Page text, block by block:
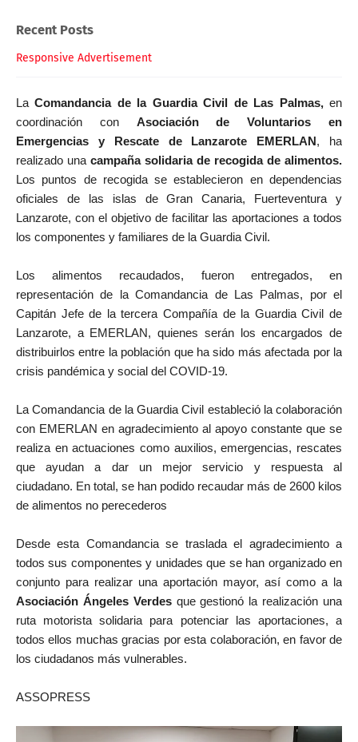
Recent Posts
Responsive Advertisement
LaComandancia de la Guardia Civil de Las Palmas,en
coordinación con Asociación de Voluntarios en
Emergencias y Rescate de Lanzarote EMERLAN, ha
realizado una campaña solidaria de recogida de alimentos.
Los puntos de recogida se establecieron en dependencias
oficiales de las islas de Gran Canaria, Fuerteventura y
Lanzarote, con el objetivo de facilitar las aportaciones a todos
los componentes y familiares de la Guardia Civil.
Los alimentos recaudados, fueron entregados, en
representación de la Comandancia de Las Palmas, por el
Capitán Jefe de la tercera Compañía de la Guardia Civil de
Lanzarote, a EMERLAN, quienes serán los encargados de
distribuirlos entre la población que ha sido más afectada por la
crisis pandémica y social del COVID-19.
La Comandancia de la Guardia Civil estableció la colaboración
con EMERLAN en agradecimiento al apoyo constante que se
realiza en actuaciones como auxilios, emergencias, rescates
que ayudan a dar un mejor servicio y respuesta al
ciudadano. En total, se han podido recaudar más de 2600 kilos
de alimentos no perecederos
Desde esta Comandancia se traslada el agradecimiento a
todos sus componentes y unidades que se han organizado en
conjunto para realizar una aportación mayor, así como a la
Asociación Ángeles Verdesque gestionó la realización una
ruta motorista solidaria para potenciar las aportaciones, a
todos ellos muchas gracias por esta colaboración, en favor de
los ciudadanos más vulnerables.
ASSOPRESS